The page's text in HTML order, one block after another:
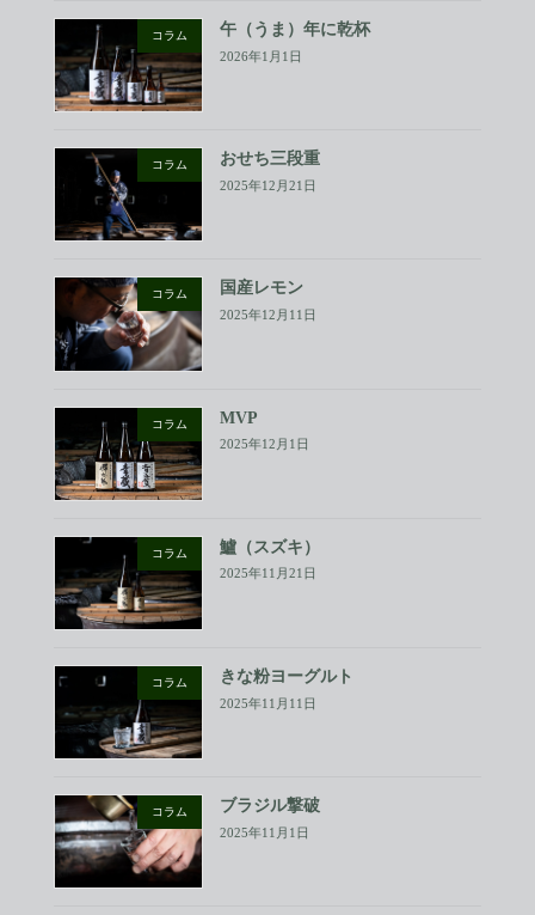
コラム 午（うま）年に乾杯
2026年1月1日
コラム おせち三段重
2025年12月21日
コラム 国産レモン
2025年12月11日
コラム MVP
2025年12月1日
コラム 鱸（スズキ）
2025年11月21日
コラム きな粉ヨーグルト
2025年11月11日
コラム ブラジル撃破
2025年11月1日